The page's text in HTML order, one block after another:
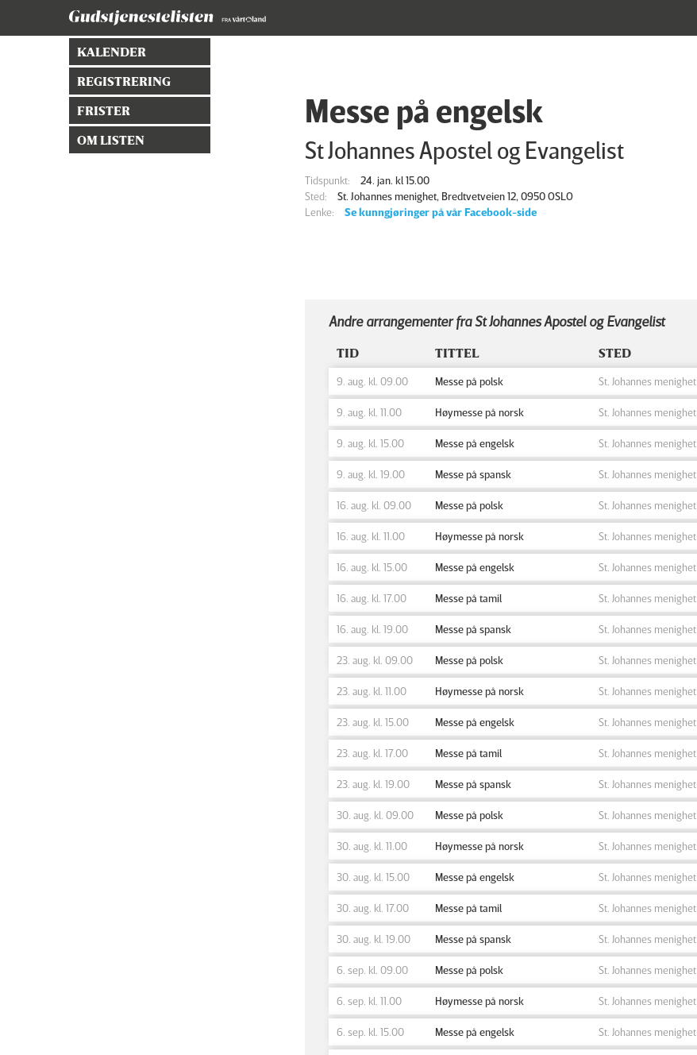
KALENDER
REGISTRERING
FRISTER
OM LISTEN
Messe på engelsk
St Johannes Apostel og Evangelist
Tidspunkt:
24. jan. kl 15.00
Sted:
St. Johannes menighet, Bredtvetveien 12, 0950 OSLO
Lenke:
Se kunngjøringer på vår Facebook-side
Andre arrangementer fra St Johannes Apostel og Evangelist
TID TITTEL STED
9. aug. kl. 09.00 Messe på polsk St. Johannes menighet
9. aug. kl. 11.00 Høymesse på norsk St. Johannes menighet
9. aug. kl. 15.00 Messe på engelsk St. Johannes menighet
9. aug. kl. 19.00 Messe på spansk St. Johannes menighet
16. aug. kl. 09.00 Messe på polsk St. Johannes menighet
16. aug. kl. 11.00 Høymesse på norsk St. Johannes menighet
16. aug. kl. 15.00 Messe på engelsk St. Johannes menighet
16. aug. kl. 17.00 Messe på tamil St. Johannes menighet
16. aug. kl. 19.00 Messe på spansk St. Johannes menighet
23. aug. kl. 09.00 Messe på polsk St. Johannes menighet
23. aug. kl. 11.00 Høymesse på norsk St. Johannes menighet
23. aug. kl. 15.00 Messe på engelsk St. Johannes menighet
23. aug. kl. 17.00 Messe på tamil St. Johannes menighet
23. aug. kl. 19.00 Messe på spansk St. Johannes menighet
30. aug. kl. 09.00 Messe på polsk St. Johannes menighet
30. aug. kl. 11.00 Høymesse på norsk St. Johannes menighet
30. aug. kl. 15.00 Messe på engelsk St. Johannes menighet
30. aug. kl. 17.00 Messe på tamil St. Johannes menighet
30. aug. kl. 19.00 Messe på spansk St. Johannes menighet
6. sep. kl. 09.00 Messe på polsk St. Johannes menighet
6. sep. kl. 11.00 Høymesse på norsk St. Johannes menighet
6. sep. kl. 15.00 Messe på engelsk St. Johannes menighet